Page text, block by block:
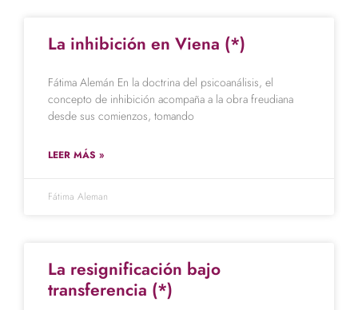
La inhibición en Viena (*)
Fátima Alemán En la doctrina del psicoanálisis, el
concepto de inhibición acompaña a la obra freudiana
desde sus comienzos, tomando
LEER MÁS »
Fátima Aleman
La resignificación bajo
transferencia (*)